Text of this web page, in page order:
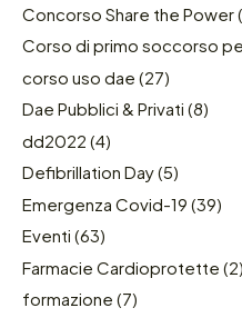
Concorso Share the Power
Corso di primo soccorso
corso uso dae (27)
Dae Pubblici & Privati (8)
dd2022 (4)
Defibrillation Day(5)
Emergenza Covid-19 (39)
Eventi (63)
Farmacie Cardioprotette (2)
formazione (7)